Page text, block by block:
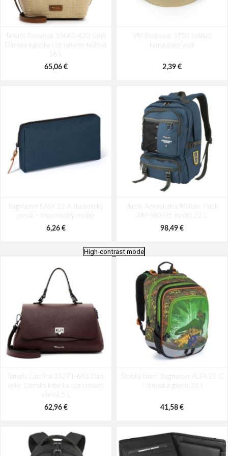
Tamaris Fernanda 33665-420 Sand
Dámska kabelka cez rameno béžová
16 L
65,06 €
VM Footwear 3750 Leštiaci
karnaubský vosk
2,39 €
Bagmaster EASY 22 A študentský
penál - tmavomodrý modrý
6,26 €
Batoh Aeronautica Militare Patch
AM-580-05 modrá 22 L
98,49 €
Rosé 35 l
49,10 €
AM-581-05 modrá 19 L
94,29 €
High-contrast mode
Tamaris Carolina 33271-643 Dark
wine Dámska kabelka cez rameno
vínová 5 L
62,96 €
Školský batoh Bagmaster ALFA 21 C
- dinosaur green 23 l
41,58 €